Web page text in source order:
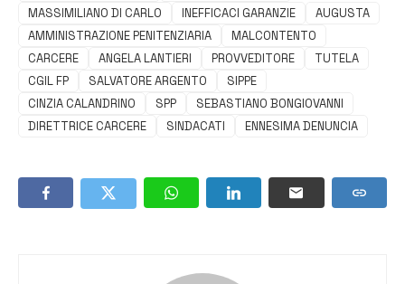
MASSIMILIANO DI CARLO
INEFFICACI GARANZIE
AUGUSTA
AMMINISTRAZIONE PENITENZIARIA
MALCONTENTO
CARCERE
ANGELA LANTIERI PROVVEDITORE
TUTELA
CGIL FP
SALVATORE ARGENTO
SIPPE
CINZIA CALANDRINO
SPP
SEBASTIANO BONGIOVANNI
DIRETTRICE CARCERE
SINDACATI ENNESIMA DENUNCIA